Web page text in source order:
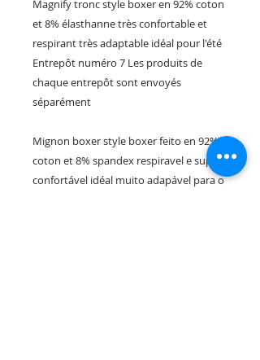
Magnify tronc style boxer en 92% coton
et 8% élasthanne très confortable et
respirant très adaptable idéal pour l'été
Entrepôt numéro 7 Les produits de
chaque entrepôt sont envoyés
séparément
Mignon boxer style boxer feito en 92%
coton et 8% spandex respiravel e super
confortável idéal muito adapável para o